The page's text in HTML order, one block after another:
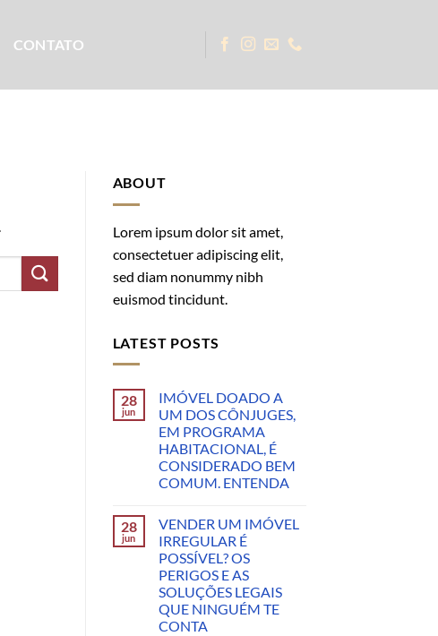
CONTATO
ABOUT
Lorem ipsum dolor sit amet,
consectetuer adipiscing elit,
sed diam nonummy nibh
euismod tincidunt.
LATEST POSTS
28
jun
IMÓVEL DOADO A
UM DOS CÔNJUGES,
EM PROGRAMA
HABITACIONAL, É
CONSIDERADO BEM
COMUM. ENTENDA
28
jun
VENDER UM IMÓVEL
IRREGULAR É
POSSÍVEL? OS
PERIGOS E AS
SOLUÇÕES LEGAIS
QUE NINGUÉM TE
CONTA